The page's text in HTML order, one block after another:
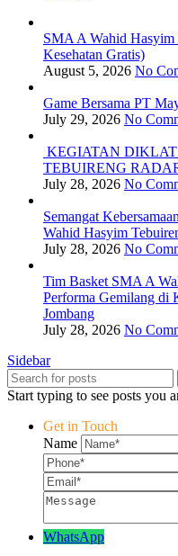
SMA A Wahid
Kesehatan Gratis)
August 5, 2026 No
Game Bersama PT
July 29, 2026 No
KEGIATAN
TEBUIRENG
July 28, 2026 No
Semangat
Wahid Hasyim
July 28, 2026 No
Tim Basket SMA A
Performa Gemilang di
Jombang
July 28, 2026 No
Sidebar
Start typing to see posts you
Get in Touch
Name
WhatsApp